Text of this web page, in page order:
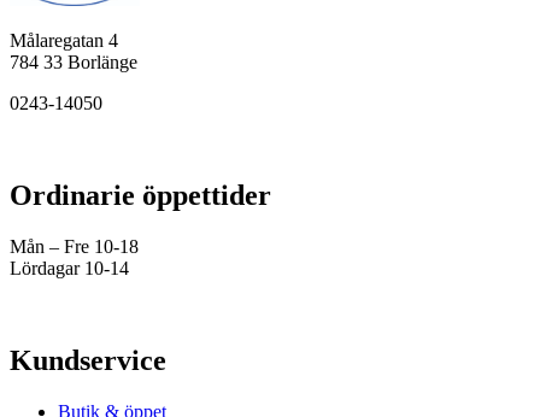
Målaregatan 4
784 33 Borlänge
0243-14050
Ordinarie öppettider
Mån – Fre 10-18
Lördagar 10-14
Kundservice
Butik & öppet